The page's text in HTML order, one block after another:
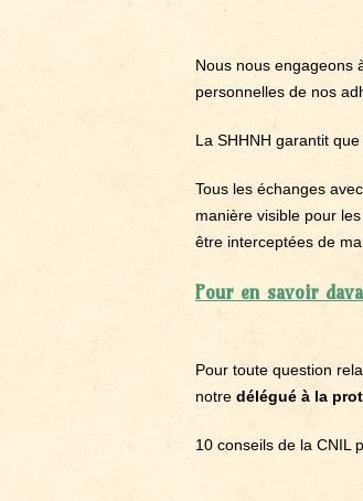
Nous nous engageons
personnelles de nos
La SHHNH garantit
Tous les échanges
manière visible pour
être interceptées de
Pour en savoir
Pour toute question
notre délégué à la
10 conseils de la CNIL